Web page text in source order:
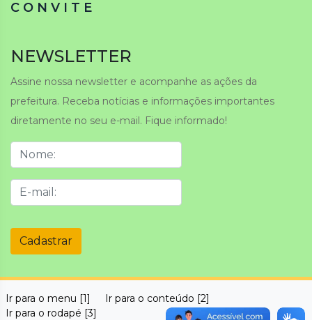
C O N V I T E
NEWSLETTER
Assine nossa newsletter e acompanhe as ações da
prefeitura. Receba notícias e informações importantes
diretamente no seu e-mail. Fique informado!
Cadastrar
Ir para o menu [1]
Ir para o conteúdo [2]
Ir para o rodapé [3]